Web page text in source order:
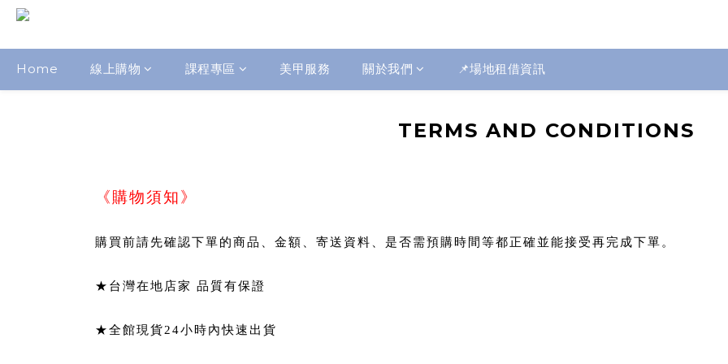
Home 線上購物 課程專區 美甲服務 關於我們 📌場地租借資訊
TERMS AND CONDITIONS
《購物須知》
購買前請先確認下單的商品、金額、寄送資料、是否需預購時間等都正確並能接受再完成下單。
★台灣在地店家 品質有保證
★全館現貨24小時內快速出貨